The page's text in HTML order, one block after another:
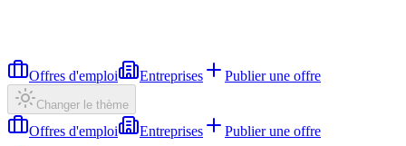
Offres d'emploi Entreprises Publier une offre
Changer le thème
Offres d'emploi Entreprises Publier une offre